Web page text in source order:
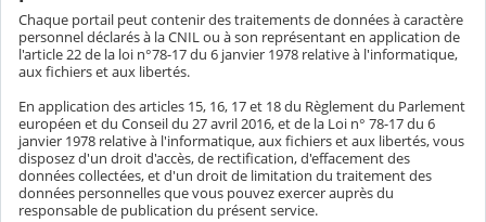
Chaque portail peut contenir des traitements de données à caractère
personnel déclarés à la CNIL ou à son représentant en application de
l'article 22 de la loi n°78-17 du 6 janvier 1978 relative à l'informatique,
aux fichiers et aux libertés.
En application des articles 15, 16, 17 et 18 du Règlement du Parlement
européen et du Conseil du 27 avril 2016, et de la Loi n° 78-17 du 6
janvier 1978 relative à l'informatique, aux fichiers et aux libertés, vous
disposez d'un droit d'accès, de rectification, d'effacement des
données collectées, et d'un droit de limitation du traitement des
données personnelles que vous pouvez exercer auprès du
responsable de publication du présent service.